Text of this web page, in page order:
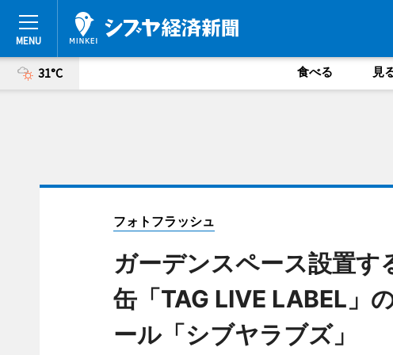
31°C 食べる 見
フォトフラッシュ
ガーデンスペース設置
缶「TAG LIVE LABEL」
ール「シブヤラブズ」